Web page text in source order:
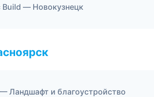
— Новокузнецк
Ландшафт и благоустройство